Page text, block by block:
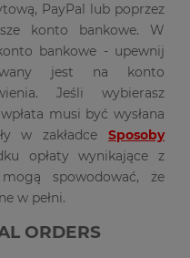
PayPal lub poprzez
konto bankowe. W
bankowe - upewnij
jest na konto
Jeśli wybierasz
musi być wysłana
w zakładce Sposoby
opłaty wynikające z
spowodować, że
w pełni.
ORDERS